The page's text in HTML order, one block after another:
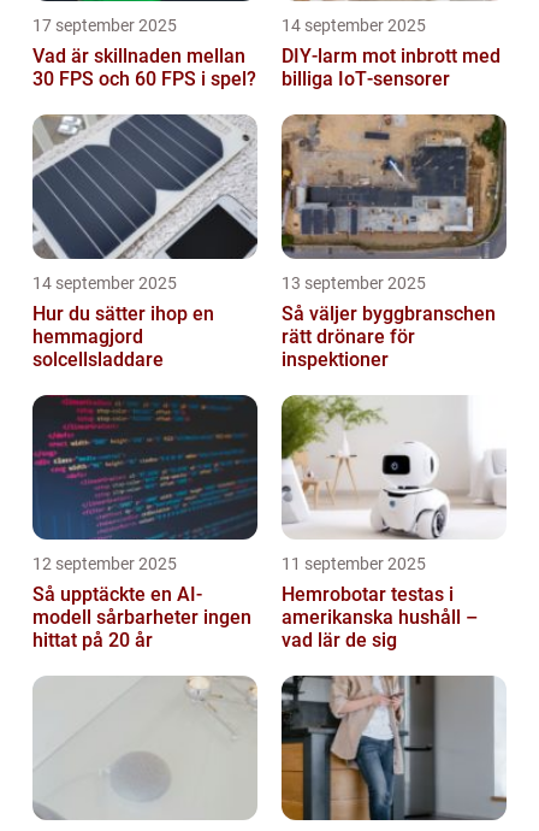
17 september 2025
Vad är skillnaden mellan
30 FPS och 60 FPS i spel?
14 september 2025
DIY‑larm mot inbrott med
billiga IoT‑sensorer
14 september 2025
Hur du sätter ihop en
hemmagjord
solcellsladdare
13 september 2025
Så väljer byggbranschen
rätt drönare för
inspektioner
12 september 2025
Så upptäckte en AI-
modell sårbarheter ingen
hittat på 20 år
11 september 2025
Hemrobotar testas i
amerikanska hushåll –
vad lär de sig